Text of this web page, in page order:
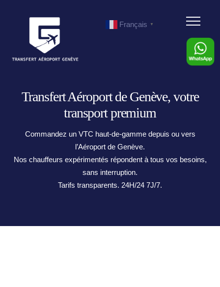
Français ▼
Transfert Aéroport de Genève, votre
transport premium
Commandez un VTC haut-de-gamme depuis ou vers
l’Aéroport de Genève.
Nos chauffeurs expérimentés répondent à tous vos besoins,
sans interruption.
Tarifs transparents. 24H/24 7J/7.